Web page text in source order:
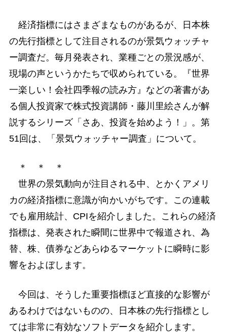
経済指標にはさまざまなものがあるが、日本株
の先行指標として注目されるのが景気ウォッチャ
ー調査だ。毎月発表され、業種ごとの景況感が、
現場の声というかたちで収められている。『世界
一楽しい！会社四季報の読み方』などの著書があ
る個人投資家で株式投資講師・藤川里絵さんが解
説するシリーズ「さあ、投資を始めよう！」。第
51回は、「景気ウォッチャー調査」について。
＊ ＊ ＊
世界の景気動向が注目される中、とかくアメリ
カの経済指標に意識が向かいがちです。この連載
でも雇用統計、CPIを紹介しました。これらの経済
指標は、発表された瞬間に世界中で報道され、為
替、株、債券などあらゆるマーケットに瞬時に影
響をおよぼします。
今回は、そうした重要指標ほど直接的な影響が
あるわけではないものの、日本株の先行指標とし
ては非常に有効なソフトデータを紹介します。